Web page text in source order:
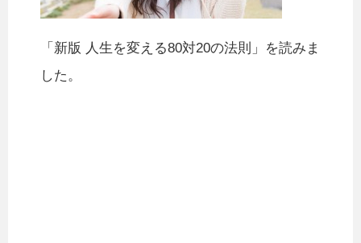
「新版 人生を変える80対20の法則」を読みま
した。